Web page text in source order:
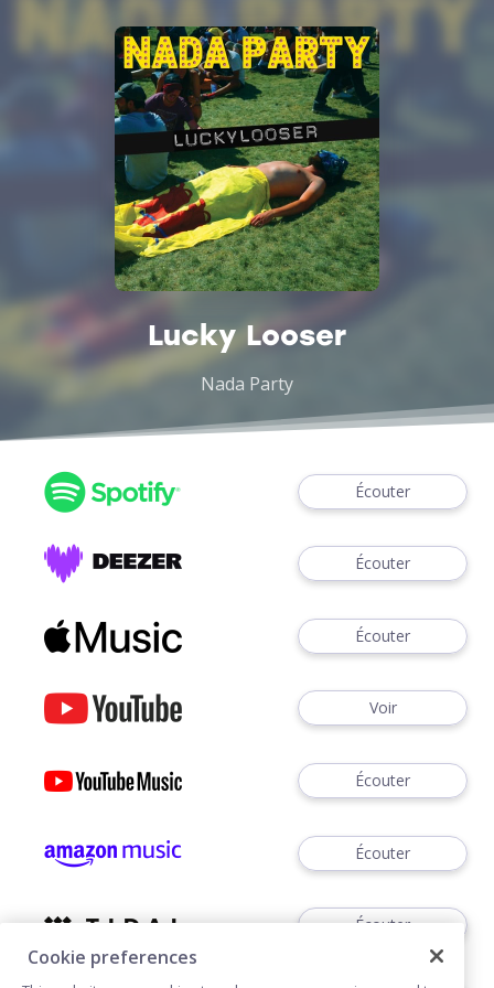
Lucky Looser
Nada Party
Écouter
Écouter
Écouter
Voir
Écouter
Écouter
Écouter
Cookie preferences